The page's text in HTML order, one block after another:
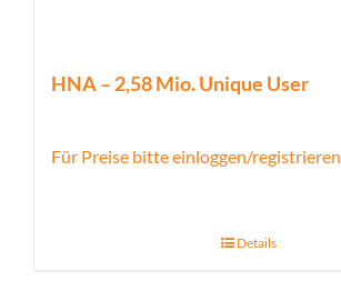
HNA – 2,58 Mio. Unique User
Für Preise bitte einloggen/registrieren
Details